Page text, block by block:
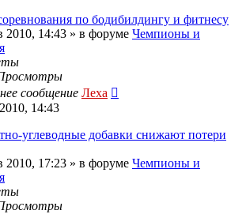
по бодибилдингу и фитнесу
2010, 14:43 » в форуме Чемпионы и
сообщение Леха
14:43
углеводные добавки снижают потери
2010, 17:23 » в форуме Чемпионы и